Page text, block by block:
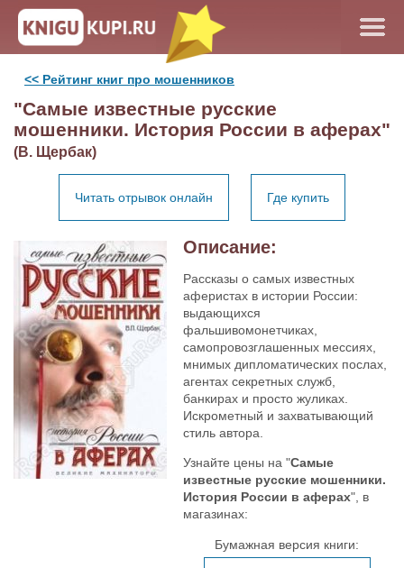
<< Рейтинг книг про мошенников
"Самые известные русские
мошенники. История России в аферах"
(В. Щербак)
Читать отрывок онлайн Где купить
Описание:
Рассказы о самых известных
аферистах в истории России:
выдающихся
фальшивомонетчиках,
самопровозглашенных мессиях,
мнимых дипломатических послах,
агентах секретных служб,
банкирах и просто жуликах.
Искрометный и захватывающий
стиль автора.
Узнайте цены на "Самые
известные русские мошенники.
История России в аферах", в
магазинах:
Бумажная версия книги: